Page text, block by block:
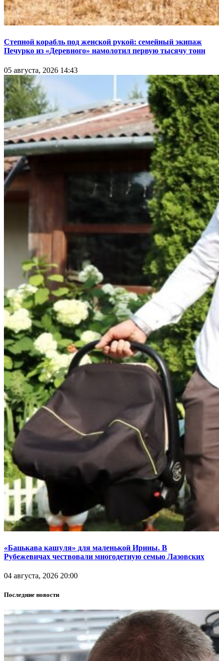
Степной корабль под женской рукой: семейный экипаж
Печурко из «Деревного» намолотил первую тысячу тонн
05 августа, 2026 14:43
«Бацькава кашуля» для маленькой Ирины. В
Рубежевичах чествовали многодетную семью Лазовских
04 августа, 2026 20:00
Последние новости